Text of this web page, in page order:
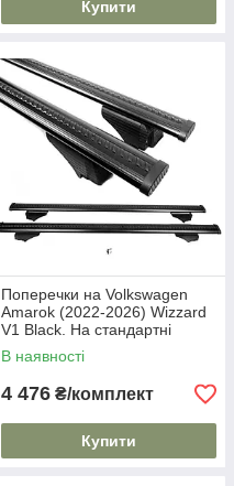
Купити
Поперечки на Volkswagen
Amarok (2022-2026) Wizzard
V1 Black. На стандартні
рейлінги. Пластиковий ключ.
Чорні
В наявності
4 476 ₴/комплект
Купити